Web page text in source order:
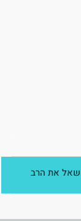
שאל את הרב